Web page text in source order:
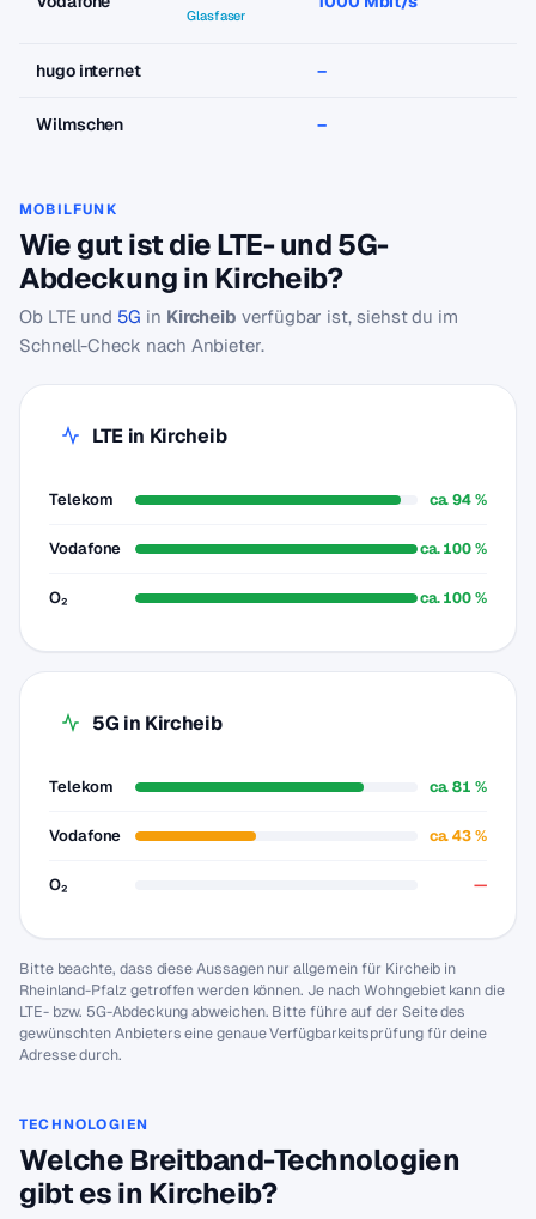
Glasfaser
hugo internet –
Wilmschen –
MOBILFUNK
Wie gut ist die LTE- und 5G-
Abdeckung in Kircheib?
Ob LTE und 5G in Kircheib verfügbar ist, siehst du im
Schnell-Check nach Anbieter.
LTE in Kircheib
Telekom ca. 94 %
Vodafone ca. 100 %
O₂ ca. 100 %
5G in Kircheib
Telekom ca. 81 %
Vodafone ca. 43 %
O₂ —
Bitte beachte, dass diese Aussagen nur allgemein für Kircheib in
Rheinland-Pfalz getroffen werden können. Je nach Wohngebiet kann die
LTE- bzw. 5G-Abdeckung abweichen. Bitte führe auf der Seite des
gewünschten Anbieters eine genaue Verfügbarkeitsprüfung für deine
Adresse durch.
TECHNOLOGIEN
Welche Breitband-Technologien
gibt es in Kircheib?